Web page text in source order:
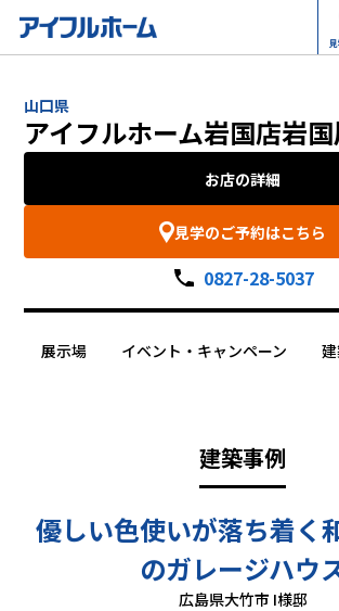
山口県
アイフルホーム岩国店岩
お店の詳細
見学のご予約はこちら
0827-28-5037
展示場 イベント・キャンペーン
建築事例
優しい色使いが落ち着く
のガレージハウ
広島県大竹市 I様邸